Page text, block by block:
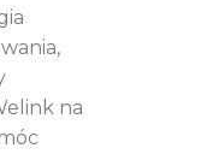
na